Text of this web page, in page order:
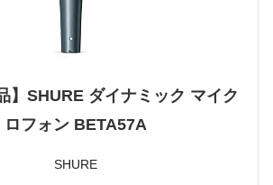
】SHURE ダイナミック マイク
ロフォン BETA57A
SHURE